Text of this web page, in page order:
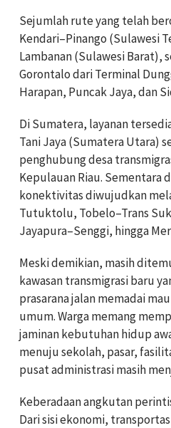
Sejumlah rute yang telah
Kendari–Pinango (Sulawesi
Lambanan (Sulawesi Barat),
Gorontalo dari Terminal
Harapan, Puncak Jaya, dan
Di Sumatera, layanan
Tani Jaya (Sumatera Utara)
penghubung desa
Kepulauan Riau. Sementara
konektivitas diwujudkan
Tutuktolu, Tobelo–Trans
Jayapura–Senggi, hingga
Meski demikian, masih
kawasan transmigrasi baru
prasarana jalan memadai
umum. Warga memang
jaminan kebutuhan hidup
menuju sekolah, pasar,
pusat administrasi masih
Keberadaan angkutan
Dari sisi ekonomi,